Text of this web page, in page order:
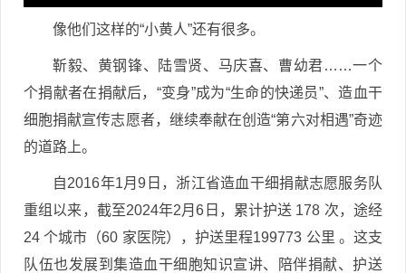
像他们这样的“小黄人”还有很多。
靳毅、黄钢锋、陆雪贤、马庆喜、曹幼君……一个
个捐献者在捐献后，“变身”成为“生命的快递员”、造血干
细胞捐献宣传志愿者，继续奉献在创造“第六对相遇”奇迹
的道路上。
自2016年1月9日，浙江省造血干细捐献志愿服务队
重组以来，截至2024年2月6日，累计护送 178 次，途经
24 个城市（60 家医院），护送里程199773 公里 。这支
队伍也发展到集造血干细胞知识宣讲、陪伴捐献、护送